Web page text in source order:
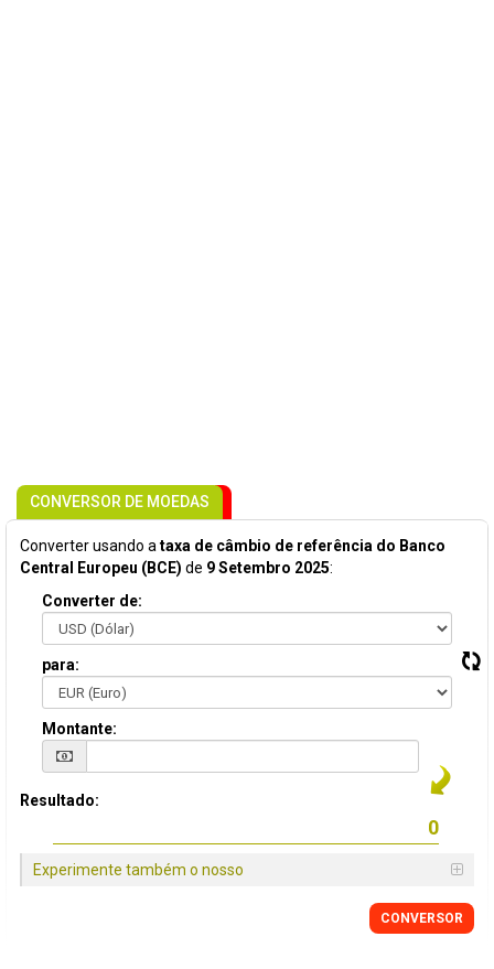
CONVERSOR DE MOEDAS
Converter usando a taxa de câmbio de referência do Banco
Central Europeu (BCE) de 9 Setembro 2025:
Converter de:
para:
Montante:
Resultado:
Experimente também o nosso
CONVERSOR